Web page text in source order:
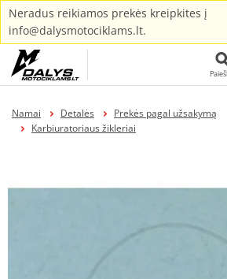
Neradus reikiamos prekės kreipkites į
info@dalysmotociklams.lt.
Namai Detalės
Prekės pagal užsakymą
Karbiuratoriaus žikleriai